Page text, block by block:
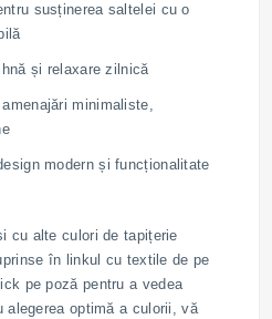
susținerea saltelei cu o
și relaxare zilnică
minimaliste,
modern și funcționalitate
cu alte culori de tapițerie
în linkul cu textile de pe
pe poză pentru a vedea
alegerea optimă a culorii, vă